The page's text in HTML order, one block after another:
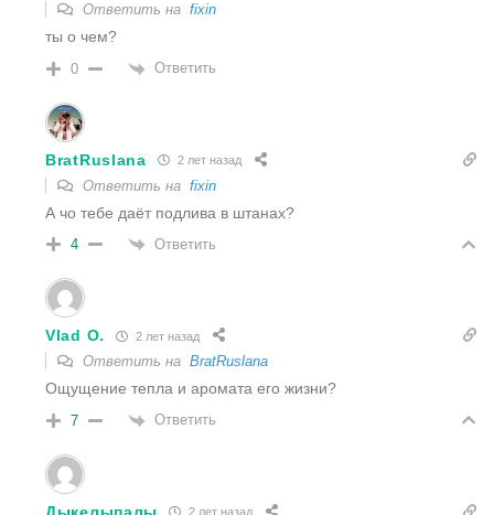
Ответить на fixin
ты о чем?
0 Ответить
BratRuslana 2 лет назад
Ответить на fixin
А чо тебе даёт подлива в штанах?
4 Ответить
Vlad O. 2 лет назад
Ответить на BratRuslana
Ощущение тепла и аромата его жизни?
7 Ответить
Дыкелыпалы 2 лет назад